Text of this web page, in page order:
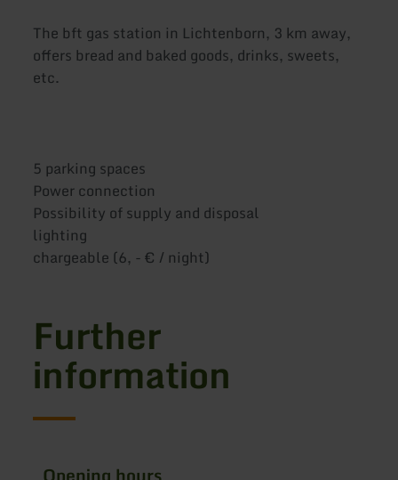
The bft gas station in Lichtenborn, 3 km away,
offers bread and baked goods, drinks, sweets,
etc.
5 parking spaces
Power connection
Possibility of supply and disposal
lighting
chargeable (6, - € / night)
Further
information